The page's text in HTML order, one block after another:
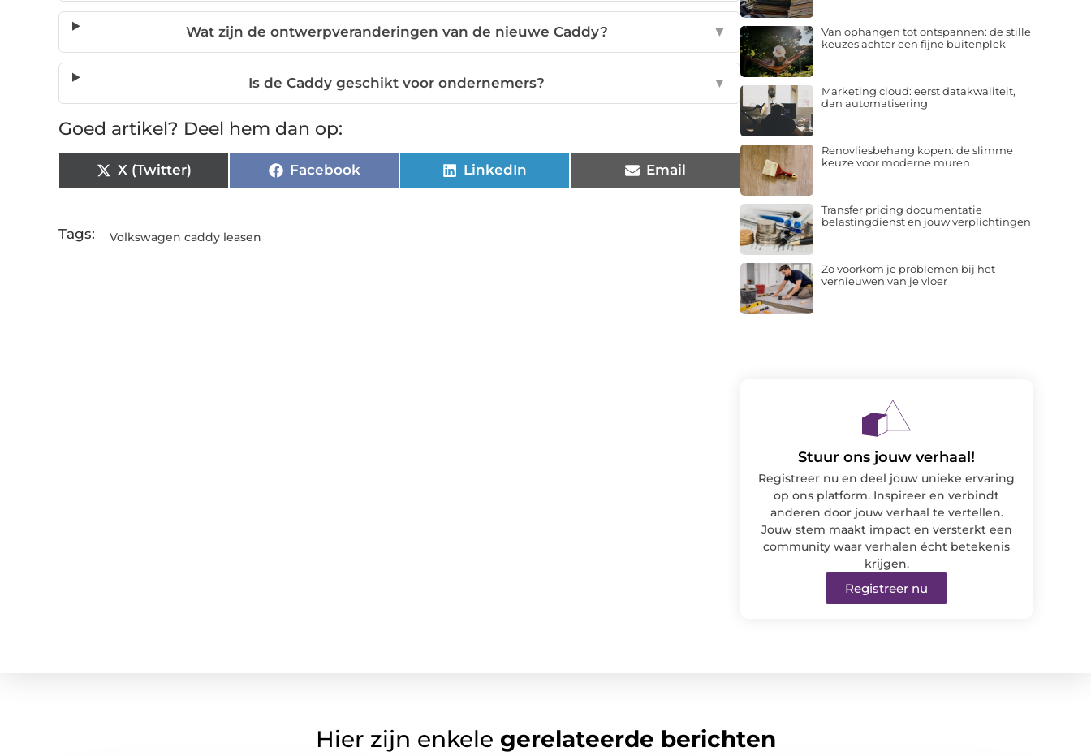
Wat zijn de ontwerpveranderingen van de nieuwe Caddy? ▼
Is de Caddy geschikt voor ondernemers? ▼
Goed artikel? Deel hem dan op:
X (Twitter) Facebook LinkedIn Email
Tags: Volkswagen caddy leasen
Van ophangen tot ontspannen: de stille
keuzes achter een fijne buitenplek
Marketing cloud: eerst datakwaliteit,
dan automatisering
Renovliesbehang kopen: de slimme
keuze voor moderne muren
Transfer pricing documentatie
belastingdienst en jouw verplichtingen
Zo voorkom je problemen bij het
vernieuwen van je vloer
Stuur ons jouw verhaal!
Registreer nu en deel jouw unieke ervaring
op ons platform. Inspireer en verbindt
anderen door jouw verhaal te vertellen.
Jouw stem maakt impact en versterkt een
community waar verhalen écht betekenis
krijgen.
Registreer nu
Hier zijn enkele gerelateerde berichten